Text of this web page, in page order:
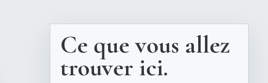
Ce que vous allez
trouver ici.